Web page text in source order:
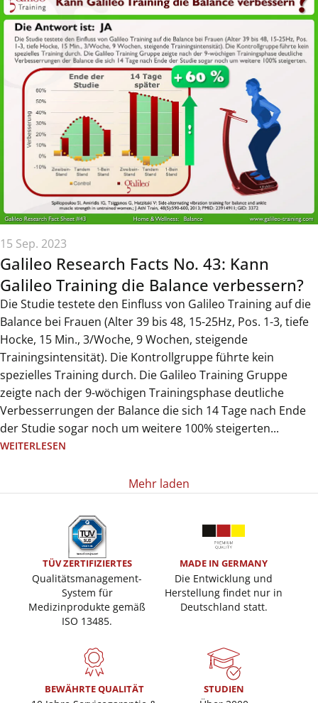
15 Sep. 2023
Galileo Research Facts No. 43: Kann
Galileo Training die Balance verbessern?
Die Studie testete den Einfluss von Galileo Training auf die
Balance bei Frauen (Alter 39 bis 48, 15-25Hz, Pos. 1-3, tiefe
Hocke, 15 Min., 3/Woche, 9 Wochen, steigende
Trainingsintensität). Die Kontrollgruppe führte kein
spezielles Training durch. Die Galileo Training Gruppe
zeigte nach der 9-wöchigen Trainingsphase deutliche
Verbesserrungen der Balance die sich 14 Tage nach Ende
der Studie sogar noch um weitere 100% steigerten...
WEITERLESEN
Mehr laden
TÜV ZERTIFIZIERTES
Qualitätsmanagement-
System für
Medizinprodukte gemäß
ISO 13485.
MADE IN GERMANY
Die Entwicklung und
Herstellung findet nur in
Deutschland statt.
BEWÄHRTE QUALITÄT STUDIEN